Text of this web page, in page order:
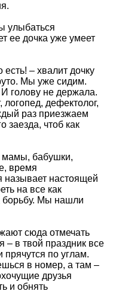
улыбаться
ее дочка уже умеет
– хвалит дочку
Мы уже сидим.
голову не держала.
дефектолог,
раз приезжаем
заезда, чтоб как
мамы, бабушки,
время
называет настоящей
на все как
борьбу. Мы нашли
сюда отмечать
– в твой праздник все
прячутся по углам.
в номер, а там –
друзья
и обнять